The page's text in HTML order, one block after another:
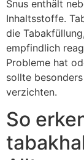
Snus enthält
Inhaltsstoffe.
die
empfindlich
Probleme hat
sollte
verzichten.
So